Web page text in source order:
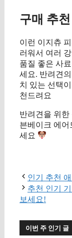
구매 추천
이런 이지츄
러워서 여러
품질 좋은 사
세요. 반려견
치 있는 선택
천드려요
반려견을 위한
븐베이크 에어
세요
인기 추천
추천 인기
보세요!
이번 주 인기 글